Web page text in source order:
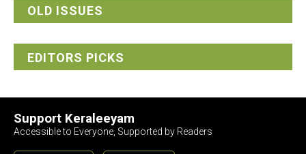
OLD ISSUES
EDITORS PICKS
Support Keraleeyam
Accessible to Everyone, Supported by Readers